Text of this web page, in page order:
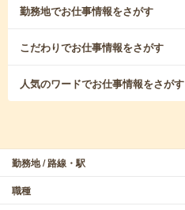
勤務地でお仕事情報をさがす
こだわりでお仕事情報をさがす
人気のワードでお仕事情報をさがす
勤務地 / 路線・駅
職種